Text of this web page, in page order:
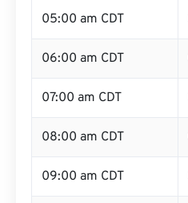
05:00 am CDT
06:00 am CDT
07:00 am CDT
08:00 am CDT
09:00 am CDT